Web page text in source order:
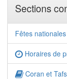
Sections
Fêtes
Horaires de
Coran et